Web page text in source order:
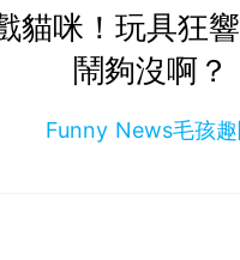
貓咪！玩具狂
鬧夠沒啊？
Funny News毛孩趣